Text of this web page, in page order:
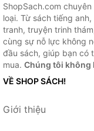
ShopSach.com
loại. Từ sách tiếng
tranh, truyện trinh
cùng sự nỗ lực không
đầu sách, giúp bạn có
mua. Chúng tôi không
VỀ SHOP SÁCH!
Giới thiệu